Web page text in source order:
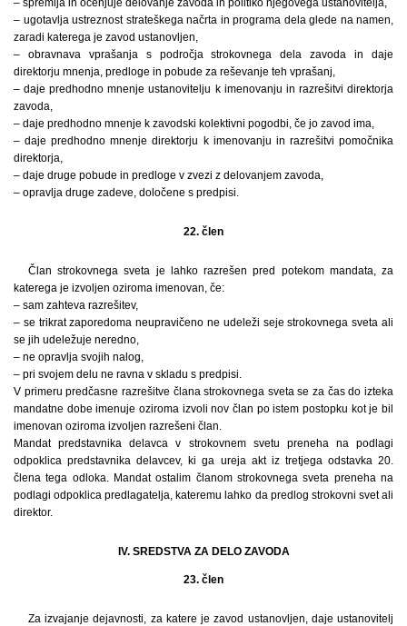
– ugotavlja ustreznost strateškega načrta in programa dela glede na namen,
zaradi katerega je zavod ustanovljen,
– obravnava vprašanja s področja strokovnega dela zavoda in daje
direktorju mnenja, predloge in pobude za reševanje teh vprašanj,
– daje predhodno mnenje ustanovitelju k imenovanju in razrešitvi direktorja
zavoda,
– daje predhodno mnenje k zavodski kolektivni pogodbi, če jo zavod ima,
– daje predhodno mnenje direktorju k imenovanju in razrešitvi pomočnika
direktorja,
– daje druge pobude in predloge v zvezi z delovanjem zavoda,
– opravlja druge zadeve, določene s predpisi.
22. člen
Član strokovnega sveta je lahko razrešen pred potekom mandata, za
katerega je izvoljen oziroma imenovan, če:
– sam zahteva razrešitev,
– se trikrat zaporedoma neupravičeno ne udeleži seje strokovnega sveta ali
se jih udeležuje neredno,
– ne opravlja svojih nalog,
– pri svojem delu ne ravna v skladu s predpisi.
V primeru predčasne razrešitve člana strokovnega sveta se za čas do izteka
mandatne dobe imenuje oziroma izvoli nov član po istem postopku kot je bil
imenovan oziroma izvoljen razrešeni član.
Mandat predstavnika delavca v strokovnem svetu preneha na podlagi
odpoklica predstavnika delavcev, ki ga ureja akt iz tretjega odstavka 20.
člena tega odloka. Mandat ostalim članom strokovnega sveta preneha na
podlagi odpoklica predlagatelja, kateremu lahko da predlog strokovni svet ali
direktor.
IV. SREDSTVA ZA DELO ZAVODA
23. člen
Za izvajanje dejavnosti, za katere je zavod ustanovljen, daje ustanovitelj